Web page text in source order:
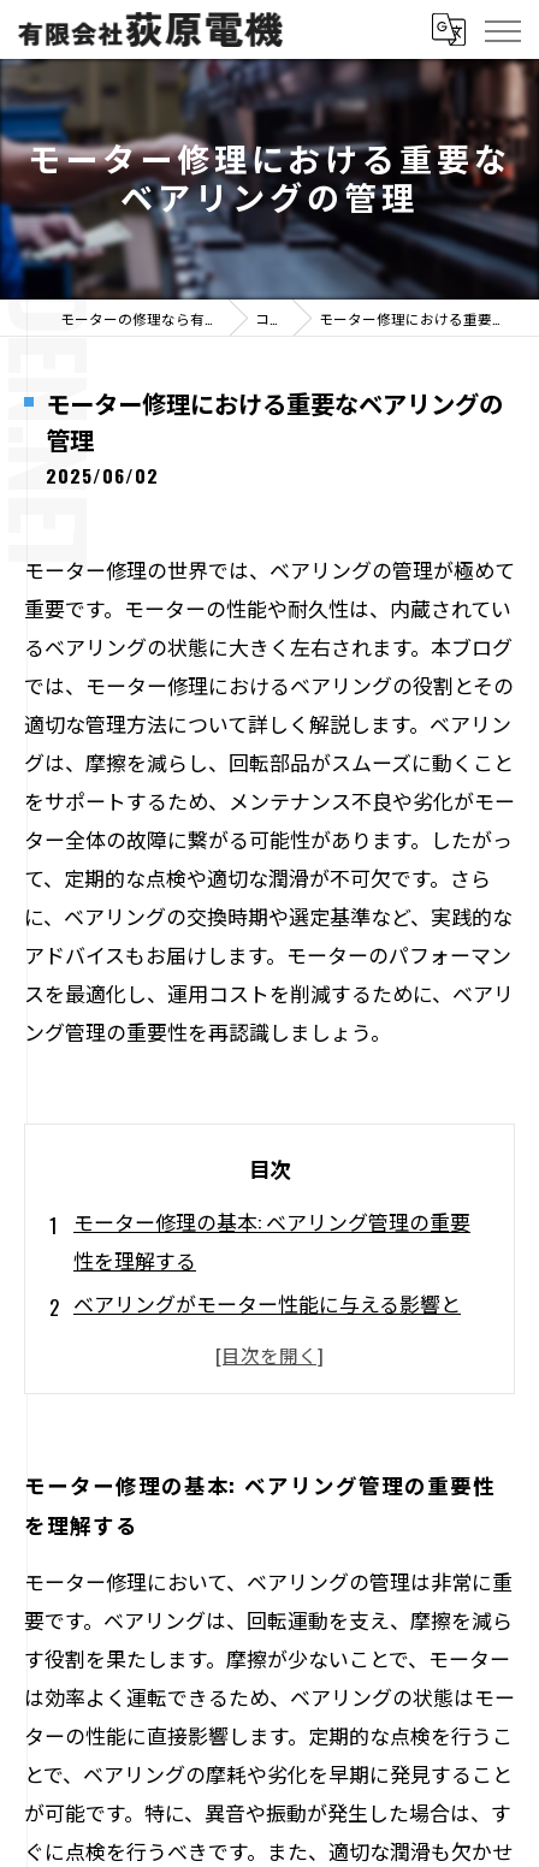
モーター修理における重要な
ベアリングの管理
コラム モーター修理における重要なベアリングの管理
モーター修理における重要なベアリングの
管理
2025/06/02
モーター修理の世界では、ベアリングの管理が極めて
重要です。モーターの性能や耐久性は、内蔵されてい
るベアリングの状態に大きく左右されます。本ブログ
では、モーター修理におけるベアリングの役割とその
適切な管理方法について詳しく解説します。ベアリン
グは、摩擦を減らし、回転部品がスムーズに動くこと
をサポートするため、メンテナンス不良や劣化がモー
ター全体の故障に繋がる可能性があります。したがっ
て、定期的な点検や適切な潤滑が不可欠です。さら
に、ベアリングの交換時期や選定基準など、実践的な
アドバイスもお届けします。モーターのパフォーマン
スを最適化し、運用コストを削減するために、ベアリ
ング管理の重要性を再認識しましょう。
目次
モーター修理の基本: ベアリング管理の重要
性を理解する
ベアリングがモーター性能に与える影響と
摩擦と故障を防ぐ！ベアリングのメンテナン
ント
ー性能を最適化
トラブルシューティング：故障したベアリン
グのサインに注意
未来に向けて：最新技術で進化するベアリン
グ管理
モーター修理の基本: ベアリング管理の重要性
を理解する
モーター修理において、ベアリングの管理は非常に重
要です。ベアリングは、回転運動を支え、摩擦を減ら
す役割を果たします。摩擦が少ないことで、モーター
は効率よく運転できるため、ベアリングの状態はモー
ターの性能に直接影響します。定期的な点検を行うこ
とで、ベアリングの摩耗や劣化を早期に発見すること
が可能です。特に、異音や振動が発生した場合は、す
ぐに点検を行うべきです。また、適切な潤滑も欠かせ